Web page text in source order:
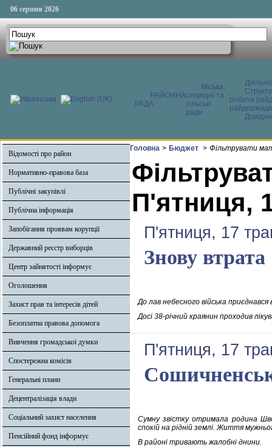
06 серпня 2026
РАЙОННА
РАДА
Міська,
селищні та
сільські
ради
роботи
Відомості про район
Нормативно-правова база
Публічні закупівлі
Публічна інформація
Запобігання проявам корупції
Державний реєстр виборців
Центр зайнятості інформує
Оголошення
Захист прав та інтересів дітей
Безоплатна правова допомога
Вивчення громадської думки
Спостережна комісія
Генеральні плани
Децентралізація влади
Соціальний захист населення
Пенсійний фонд інформує
Головна > Бюджет > Фільтрувати
П'ятниця,
П'ятниця, 17
Знову втрата
До лав небесного війська
Досі 38-річний краянин проходив
П'ятниця, 17
Сумну звістку отримала родина
спокій на рідній землі. Життя
В районі тривають жалобні днини.